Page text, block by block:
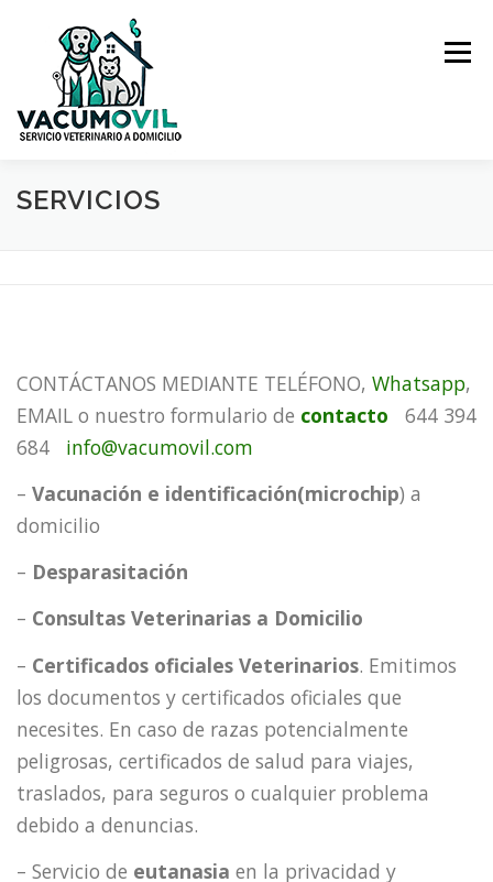
contenido
Menú
INICIO SERVICIOS
SERVICIOS
CONTÁCTANOS MEDIANTE TELÉFONO, Whatsapp,
EMAIL o nuestro formulario de contacto 644 394
684 info@vacumovil.com
– Vacunación e identificación(microchip) a
domicilio
– Desparasitación
– Consultas Veterinarias a Domicilio
– Certificados oficiales Veterinarios. Emitimos
los documentos y certificados oficiales que
necesites. En caso de razas potencialmente
peligrosas, certificados de salud para viajes,
traslados, para seguros o cualquier problema
debido a denuncias.
– Servicio de eutanasia en la privacidad y